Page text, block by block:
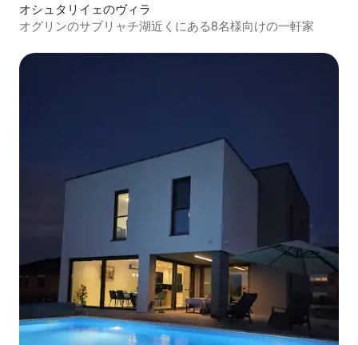
オシュタリイェのヴィラ
オグリンのサブリャチ湖近くにある8名様向けの一軒家